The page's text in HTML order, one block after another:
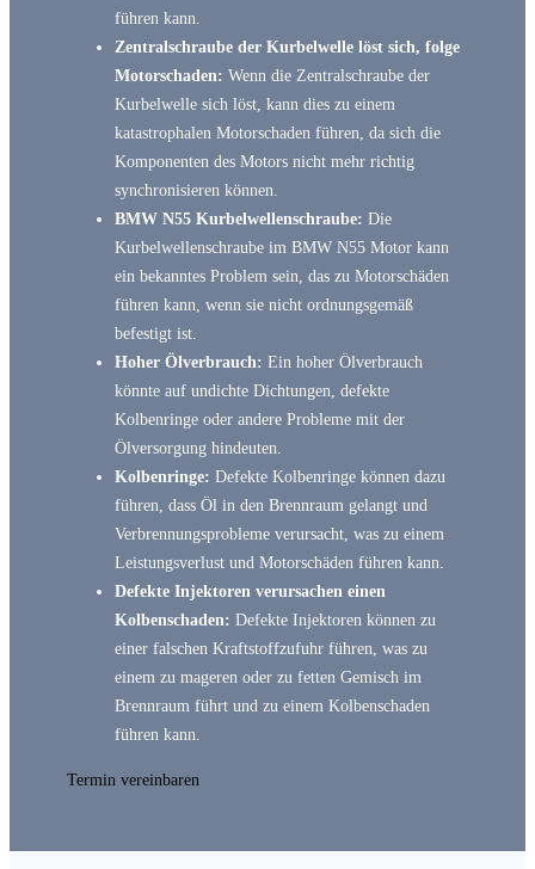
führen kann.
Zentralschraube der Kurbelwelle löst sich, folge
Motorschaden: Wenn die Zentralschraube der
Kurbelwelle sich löst, kann dies zu einem
katastrophalen Motorschaden führen, da sich die
Komponenten des Motors nicht mehr richtig
synchronisieren können.
BMW N55 Kurbelwellenschraube: Die
Kurbelwellenschraube im BMW N55 Motor kann
ein bekanntes Problem sein, das zu Motorschäden
führen kann, wenn sie nicht ordnungsgemäß
befestigt ist.
Hoher Ölverbrauch: Ein hoher Ölverbrauch
könnte auf undichte Dichtungen, defekte
Kolbenringe oder andere Probleme mit der
Ölversorgung hindeuten.
Kolbenringe: Defekte Kolbenringe können dazu
führen, dass Öl in den Brennraum gelangt und
Verbrennungsprobleme verursacht, was zu einem
Leistungsverlust und Motorschäden führen kann.
Defekte Injektoren verursachen einen
Kolbenschaden: Defekte Injektoren können zu
einer falschen Kraftstoffzufuhr führen, was zu
einem zu mageren oder zu fetten Gemisch im
Brennraum führt und zu einem Kolbenschaden
führen kann.
Termin vereinbaren